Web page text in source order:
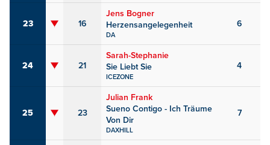
23 16
Jens Bogner
Herzensangelegenheit
DA
6
24 21
Sarah-Stephanie
Sie Liebt Sie
ICEZONE
4
25 23
Julian Frank
Sueno Contigo - Ich Träume
Von Dir
DAXHILL
7